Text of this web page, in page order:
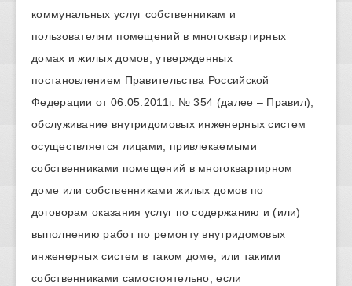
коммунальных услуг собственникам и
пользователям помещений в многоквартирных
домах и жилых домов, утвержденных
постановлением Правительства Российской
Федерации от 06.05.2011г. № 354 (далее – Правил),
обслуживание внутридомовых инженерных систем
осуществляется лицами, привлекаемыми
собственниками помещений в многоквартирном
доме или собственниками жилых домов по
договорам оказания услуг по содержанию и (или)
выполнению работ по ремонту внутридомовых
инженерных систем в таком доме, или такими
собственниками самостоятельно, если